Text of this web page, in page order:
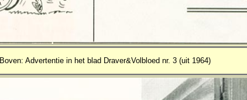
Boven: Advertentie in het blad Draver&Volbloed nr. 3 (uit 1964)